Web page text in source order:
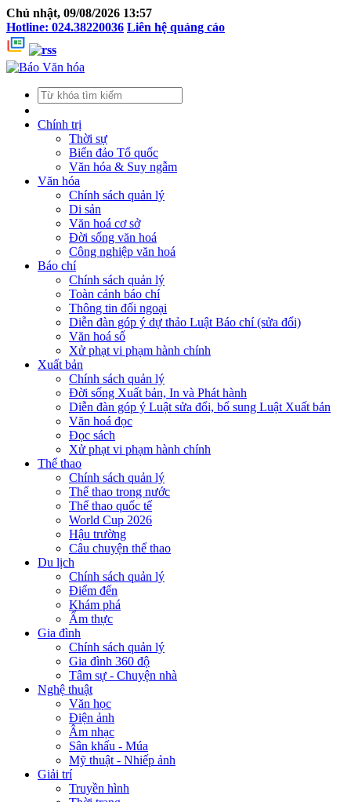
Chủ nhật, 09/08/2026 13:57
Hotline: 024.38220036 Liên hệ quảng cáo
Chính trị
Thời sự
Biển đảo Tổ quốc
Văn hóa & Suy ngẫm
Văn hóa
Chính sách quản lý
Di sản
Văn hoá cơ sở
Đời sống văn hoá
Công nghiệp văn hoá
Báo chí
Chính sách quản lý
Toàn cảnh báo chí
Thông tin đối ngoại
Diễn đàn góp ý dự thảo Luật Báo chí (sửa đổi)
Văn hoá số
Xử phạt vi phạm hành chính
Xuất bản
Chính sách quản lý
Đời sống Xuất bản, In và Phát hành
Diễn đàn góp ý Luật sửa đổi, bổ sung Luật Xuất bản
Văn hoá đọc
Đọc sách
Xử phạt vi phạm hành chính
Thể thao
Chính sách quản lý
Thể thao trong nước
Thể thao quốc tế
World Cup 2026
Hậu trường
Câu chuyện thể thao
Du lịch
Chính sách quản lý
Điểm đến
Khám phá
Ẩm thực
Gia đình
Chính sách quản lý
Gia đình 360 độ
Tâm sự - Chuyện nhà
Nghệ thuật
Văn học
Điện ảnh
Âm nhạc
Sân khấu - Múa
Mỹ thuật - Nhiếp ảnh
Giải trí
Truyền hình